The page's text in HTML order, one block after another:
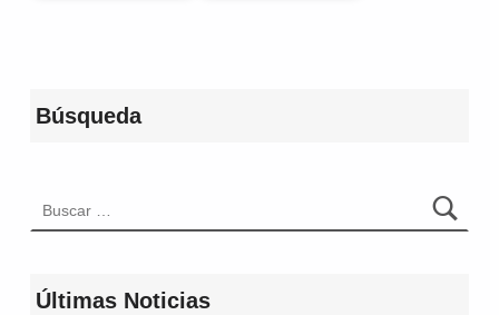
Búsqueda
Últimas Noticias